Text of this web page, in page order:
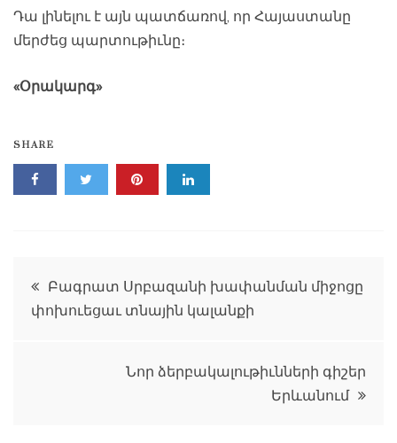
Դա լինելու է այն պատճառով, որ Հայաստանը
մերժեց պարտութիւնը։
«Օրակարգ»
SHARE
Գրառումների
նավարկումը
Բագրատ Սրբազանի խափանման միջոցը
փոխուեցաւ տնային կալանքի
Նոր ձերբակալութիւնների գիշեր
Երևանում